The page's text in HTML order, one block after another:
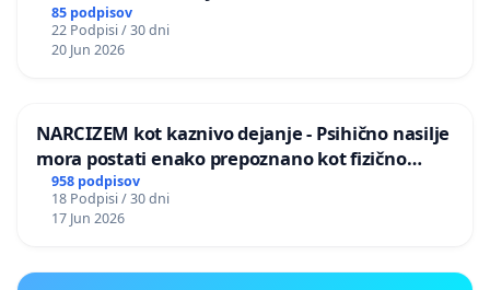
PRESTRANEK
85 podpisov
22 Podpisi / 30 dni
20 Jun 2026
NARCIZEM kot kaznivo dejanje - Psihično nasilje
mora postati enako prepoznano kot fizično
nasilje
958 podpisov
18 Podpisi / 30 dni
17 Jun 2026